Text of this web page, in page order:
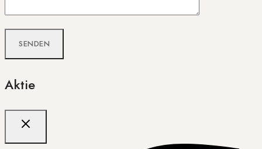
Aktie